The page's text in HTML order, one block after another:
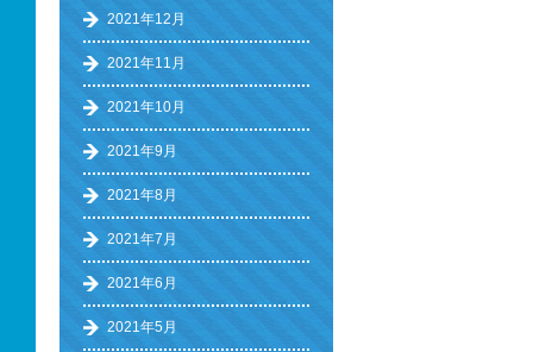
2021年12月
2021年11月
2021年10月
2021年9月
2021年8月
2021年7月
2021年6月
2021年5月